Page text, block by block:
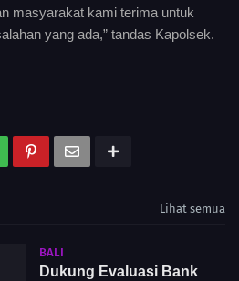
masyarakat kami terima untuk
yang ada,” tandas Kapolsek.
Lihat semua
BALI
Dukung Evaluasi Bank